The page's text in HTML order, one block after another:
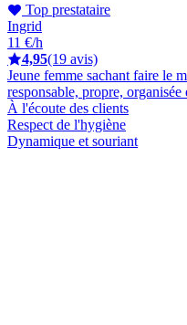
Top prestataire
Ingrid
11 €/h
4,95(19 avis)
Jeune femme sachant faire le
responsable, propre, organisée
À l'écoute des clients
Respect de l'hygiène
Dynamique et souriant